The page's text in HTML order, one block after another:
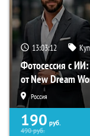
13:03:11
Фотосессия с
от New Dream
Россия
190 руб.
490руб.